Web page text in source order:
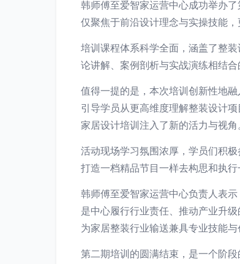
韩师傅至爱智家运营中心成功举办
仅聚焦于前沿设计理念与实操技能
培训课程体系科学全面，涵盖了整
论讲解、案例剖析与实战演练相结
值得一提的是，本次培训创新性地
引导学员从更高维度理解整装设计
家居设计培训注入了新的活力与视角
活动现场学习氛围浓厚，学员们积
打造一档精品节目一样去构思和执
韩师傅至爱智家运营中心负责人表
是中心履行行业责任、推动产业升
为家居整装行业输送兼具专业技能
第二期培训的圆满结束，是一个阶